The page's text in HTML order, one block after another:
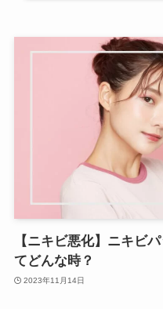
【ニキビ悪化】ニキビ
てどんな時？
2023年11月14日